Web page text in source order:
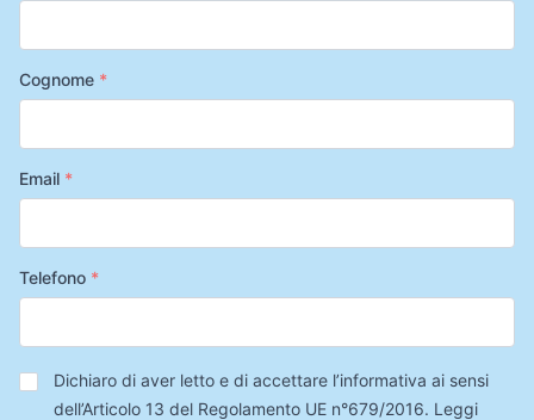
Cognome *
Email *
Telefono *
Privacy*
Dichiaro di aver letto e di accettare l’informativa ai sensi
dell’Articolo 13 del Regolamento UE n°679/2016. Leggi